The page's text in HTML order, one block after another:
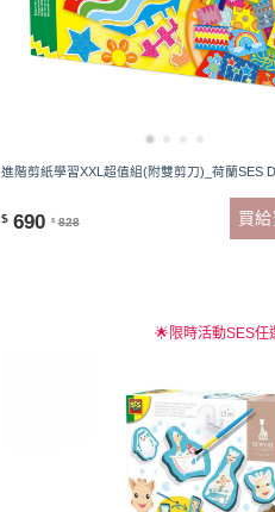
進階剪紙學習XXL超值組(附雙剪刀)_荷蘭SES
$ 690 $ 828 買
🌟限時活動SES任